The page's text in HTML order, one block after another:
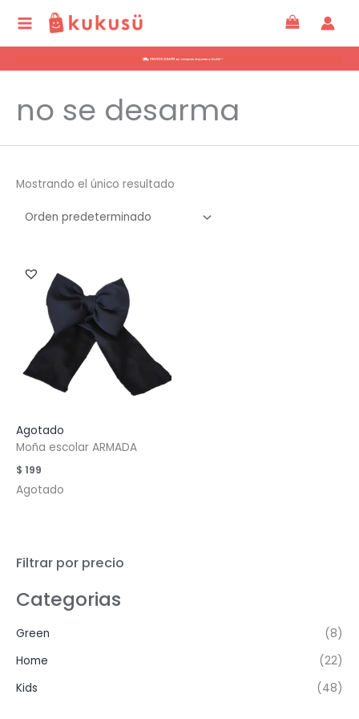
contenido
Filtrar por precio
Categorias
Green
(8)
Home
(22)
Kids
(48)
no se desarma
Mostrando el único resultado
Agotado
Moña escolar ARMADA
$ 199
Agotado